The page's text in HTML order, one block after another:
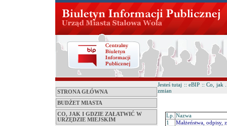
STRONA GŁÓWNA
BUDŻET MIASTA
CO, JAK I GDZIE ZAŁATWIĆ W
URZĘDZIE MIEJSKIM
Jesteś tutaj :: eBIP :: Co, jak
zmian
Lp.
Nazwa
1
Małżeństwa, odpisy,